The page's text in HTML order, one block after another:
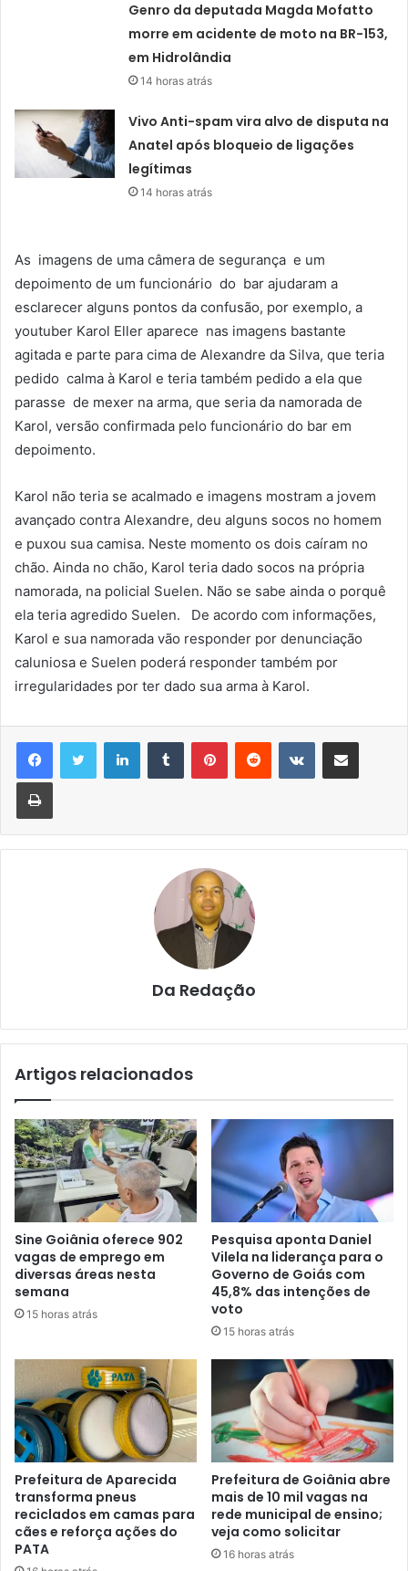
Genro da deputada Magda Mofatto
morre em acidente de moto na BR-153,
em Hidrolândia
14 horas atrás
Vivo Anti-spam vira alvo de disputa na
Anatel após bloqueio de ligações
legítimas
14 horas atrás
As imagens de uma câmera de segurança e um
depoimento de um funcionário do bar ajudaram a
esclarecer alguns pontos da confusão, por exemplo, a
youtuber Karol Eller aparece nas imagens bastante
agitada e parte para cima de Alexandre da Silva, que teria
pedido calma à Karol e teria também pedido a ela que
parasse de mexer na arma, que seria da namorada de
Karol, versão confirmada pelo funcionário do bar em
depoimento.
Karol não teria se acalmado e imagens mostram a jovem
avançado contra Alexandre, deu alguns socos no homem
e puxou sua camisa. Neste momento os dois caíram no
chão. Ainda no chão, Karol teria dado socos na própria
namorada, na policial Suelen. Não se sabe ainda o porquê
ela teria agredido Suelen. De acordo com informações,
Karol e sua namorada vão responder por denunciação
caluniosa e Suelen poderá responder também por
irregularidades por ter dado sua arma à Karol.
LinkedinTumblr PinterestReddit VK Compartilhar via e-mail
Imprimir
Da Redação
Artigos relacionados
Sine Goiânia oferece 902
vagas de emprego em
diversas áreas nesta
semana
15 horas atrás
Pesquisa aponta Daniel
Vilela na liderança para o
Governo de Goiás com
45,8% das intenções de
voto
15 horas atrás
Prefeitura de Aparecida
transforma pneus
reciclados em camas para
cães e reforça ações do
PATA
Prefeitura de Goiânia abre
mais de 10 mil vagas na
rede municipal de ensino;
veja como solicitar
16 horas atrás